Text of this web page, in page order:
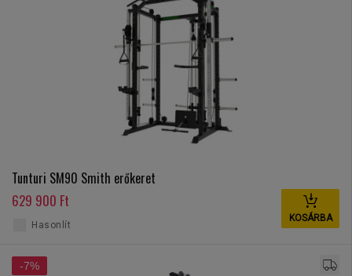
Tunturi SM90 Smith erőkeret
629 900 Ft
KOSÁRBA
Hasonlít
-7%